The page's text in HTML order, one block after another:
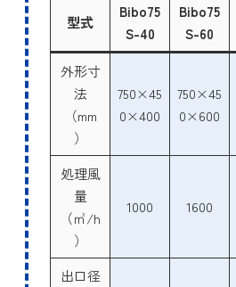
型式
Bibo75
S-40
Bibo75
S-60
外形寸
法
（mm
）
750×45
0×400
750×45
0×600
処理風
量
（㎥/h
）
1000 1600
出口径